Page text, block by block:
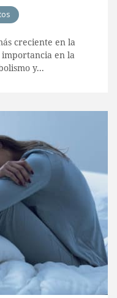
creciente en la
en la
y...